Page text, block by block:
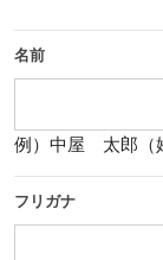
名前
例）中屋 太郎（
フリガナ